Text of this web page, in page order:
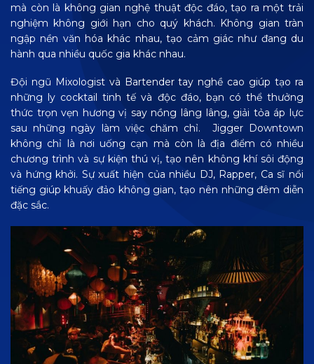
mà còn là không gian nghệ thuật độc đáo, tạo ra một trải
nghiệm không giới hạn cho quý khách. Không gian tràn
ngập nền văn hóa khác nhau, tạo cảm giác như đang du
hành qua nhiều quốc gia khác nhau.
Đội ngũ Mixologist và Bartender tay nghề cao giúp tạo ra
những ly cocktail tinh tế và độc đáo, bạn có thể thưởng
thức trọn vẹn hương vị say nồng lâng lâng, giải tỏa áp lực
sau những ngày làm việc chăm chỉ. Jigger Downtown
không chỉ là nơi uống cạn mà còn là địa điểm có nhiều
chương trình và sự kiện thú vị, tạo nên không khí sôi động
và hứng khởi. Sự xuất hiện của nhiều DJ, Rapper, Ca sĩ nổi
tiếng giúp khuấy đảo không gian, tạo nên những đêm diễn
đặc sắc.